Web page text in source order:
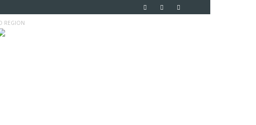
REGION